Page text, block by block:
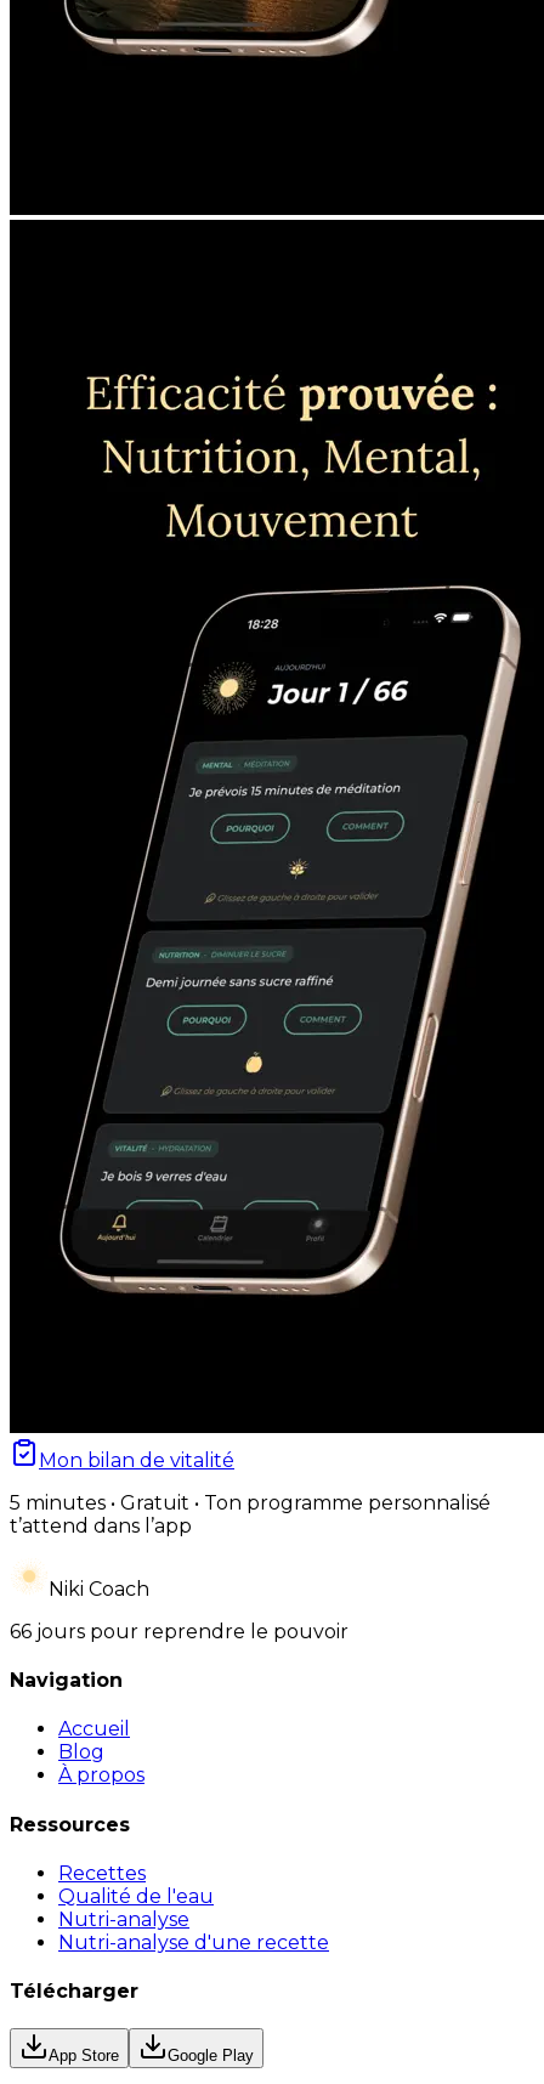
Mon bilan de vitalité
5 minutes • Gratuit • Ton programme personnalisé
t’attend dans l’app
Niki Coach
66 jours pour reprendre le pouvoir
Navigation
Accueil
Blog
À propos
Ressources
Recettes
Qualité de l'eau
Nutri-analyse
Nutri-analyse d'une recette
Télécharger
App Store Google Play